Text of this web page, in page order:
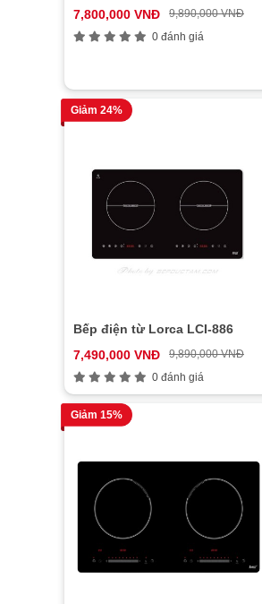
7,800,000 VNĐ
9,890,000 VNĐ
0 đánh giá
Giảm 24%
Bếp điện từ Lorca LCI-886
7,490,000 VNĐ
9,890,000 VNĐ
0 đánh giá
Giảm 15%